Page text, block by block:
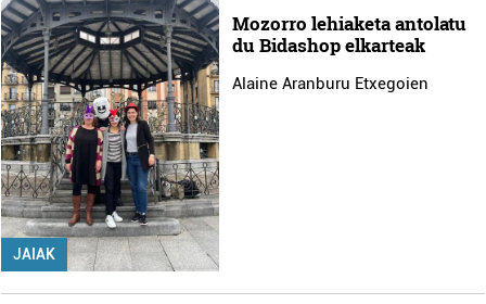
JAIAK
Mozorro lehiaketa antolatu
du Bidashop elkarteak
Alaine Aranburu Etxegoien